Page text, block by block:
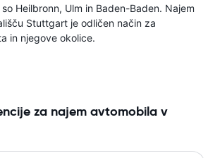
Heilbronn, Ulm in Baden-Baden. Najem
Stuttgart je odličen način za
in njegove okolice.
za najem avtomobila v